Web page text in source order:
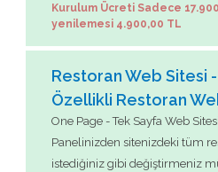
Kurulum Ücreti Sadece
yenilemesi 4.900,00 TL
Restoran Web Sitesi
Özellikli Restoran
One Page - Tek Sayfa Web
Panelinizden sitenizdeki tüm
istediğiniz gibi değiştirmeniz